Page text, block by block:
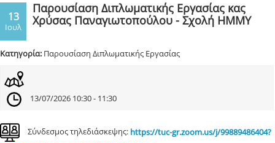
13
Ιουλ
Παρουσίαση Διπλωματικής Εργασίας κας
Χρύσας Παναγιωτοπούλου - Σχολή ΗΜΜΥ
Κατηγορία: Παρουσίαση Διπλωματικής Εργασίας
13/07/2026 10:30 - 11:30
Σύνδεσμος τηλεδιάσκεψης: https://tuc-gr.zoom.us/j/99889486404?